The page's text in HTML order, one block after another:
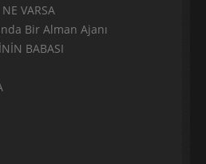
VARSA
Bir Alman Ajanı
BABASI